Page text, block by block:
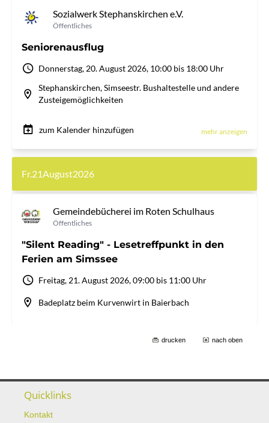
drucken nach oben
Quicklinks
Kontakt